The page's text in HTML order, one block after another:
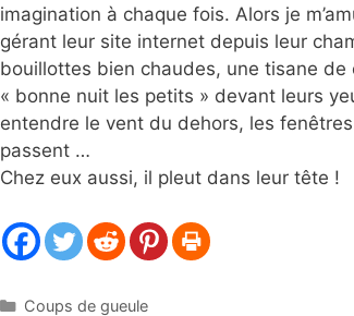
imagination à chaque fois. Alors je
gérant leur site internet depuis leur
bouillottes bien chaudes, une tisane
« bonne nuit les petits » devant leurs
entendre le vent du dehors, les
passent …
Chez eux aussi, il pleut dans leur tête !
Catégories
Coups de gueule